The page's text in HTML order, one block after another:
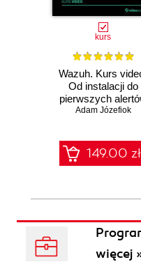
kurs
Wazuh. Kurs
Od instalacji do
pierwszych
Adam Józefiok
149.00 zł
więcej